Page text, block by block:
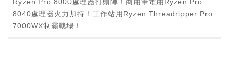
Ryzen Pro 8000處理器打頭陣！商用筆電用Ryzen Pro
8040處理器火力加持！工作站用Ryzen Threadripper Pro
7000WX制霸戰場！